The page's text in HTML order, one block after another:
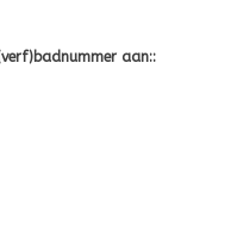
aan::